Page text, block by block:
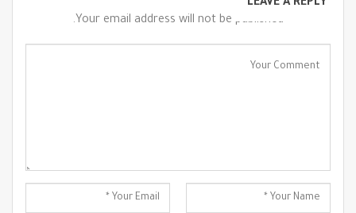
LEAVE A REPLY
Your email address will not be published.